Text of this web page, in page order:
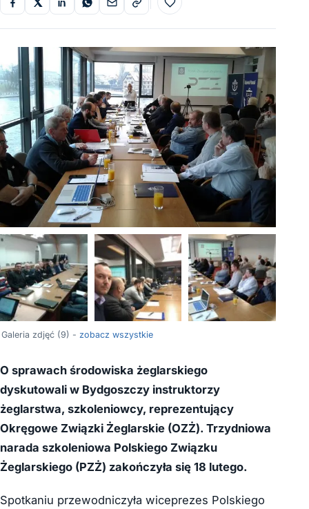
Do ulubionych
Galeria zdjęć (9) - zobacz wszystkie
O sprawach środowiska żeglarskiego
dyskutowali w Bydgoszczy instruktorzy
żeglarstwa, szkoleniowcy, reprezentujący
Okręgowe Związki Żeglarskie (OZŻ). Trzydniowa
narada szkoleniowa Polskiego Związku
Żeglarskiego (PZŻ) zakończyła się 18 lutego.
Spotkaniu przewodniczyła wiceprezes Polskiego